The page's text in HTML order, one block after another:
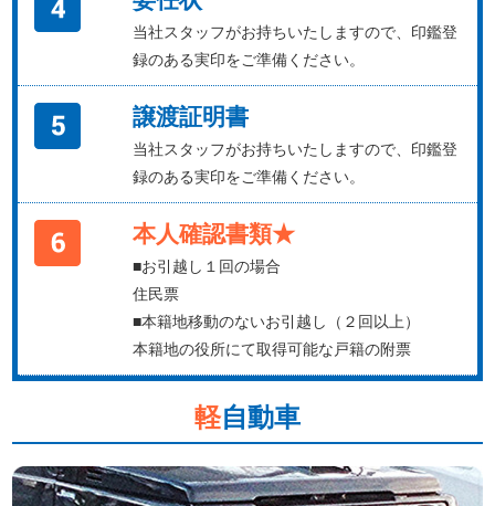
当社スタッフがお持ちいたしますので、印鑑登
録のある実印をご準備ください。
譲渡証明書
当社スタッフがお持ちいたしますので、印鑑登
録のある実印をご準備ください。
本人確認書類★
■お引越し１回の場合
住民票
■本籍地移動のないお引越し（２回以上）
本籍地の役所にて取得可能な戸籍の附票
軽自動車